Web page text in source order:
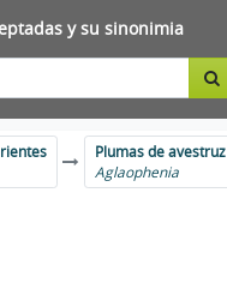
y su sinonimia
Plumas de avestruz
Aglaophenia